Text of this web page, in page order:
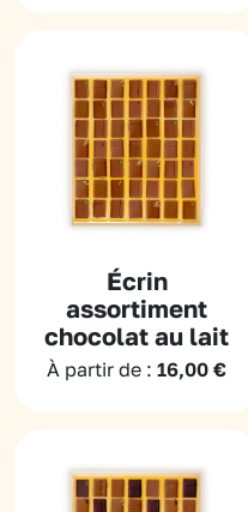
Écrin
assortiment
chocolat au lait
À partir de : 16,00 €